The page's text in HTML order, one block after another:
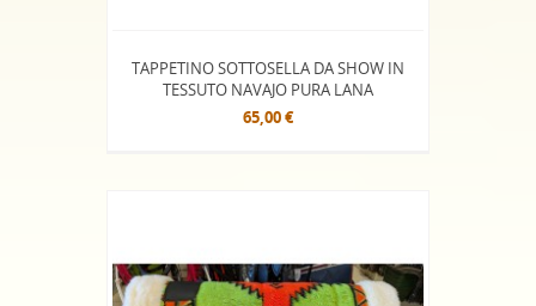
TAPPETINO SOTTOSELLA DA SHOW IN
TESSUTO NAVAJO PURA LANA
65,00 €